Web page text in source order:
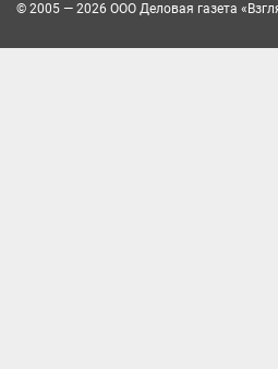
© 2005 — 2026 ООО Деловая газета